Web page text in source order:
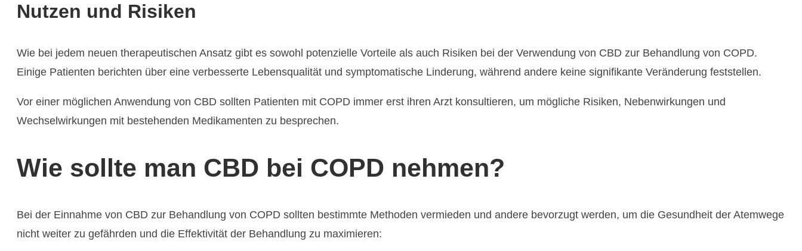
Nutzen und Risiken
Wie bei jedem neuen therapeutischen Ansatz gibt es sowohl potenzielle Vorteile als auch Risiken bei der Verwendung von CBD zur Behandlung von COPD.
Einige Patienten berichten über eine verbesserte Lebensqualität und symptomatische Linderung, während andere keine signifikante Veränderung feststellen.
Vor einer möglichen Anwendung von CBD sollten Patienten mit COPD immer erst ihren Arzt konsultieren, um mögliche Risiken, Nebenwirkungen und
Wechselwirkungen mit bestehenden Medikamenten zu besprechen.
Wie sollte man CBD bei COPD nehmen?
Bei der Einnahme von CBD zur Behandlung von COPD sollten bestimmte Methoden vermieden und andere bevorzugt werden, um die Gesundheit der Atemwege
nicht weiter zu gefährden und die Effektivität der Behandlung zu maximieren: